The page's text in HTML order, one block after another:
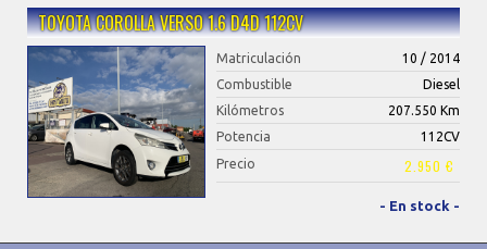
T0YOTA COROLLA VERSO 1.6 D4D 112CV
Matriculación
10 / 2014
Combustible
Diesel
Kilómetros
207.550 Km
Potencia
112CV
Precio
2.950 €
- En stock -